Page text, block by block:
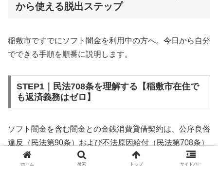
から使える脱出ステップ
稲敷市ですでにソフト闇金を利用中の方へ。今日から自分
でできる手順を順番に説明します。
STEP1｜民法708条を理解する【稲敷市在住で
も返済義務はゼロ】
ソフト闇金を含む闇金との金銭消費貸借契約は、公序良俗
違反（民法第90条）および不法原因給付（民法第708条）
に該当するため、法的には無効です。稲敷市在住であって
ホーム 検索 トップ サイドバー